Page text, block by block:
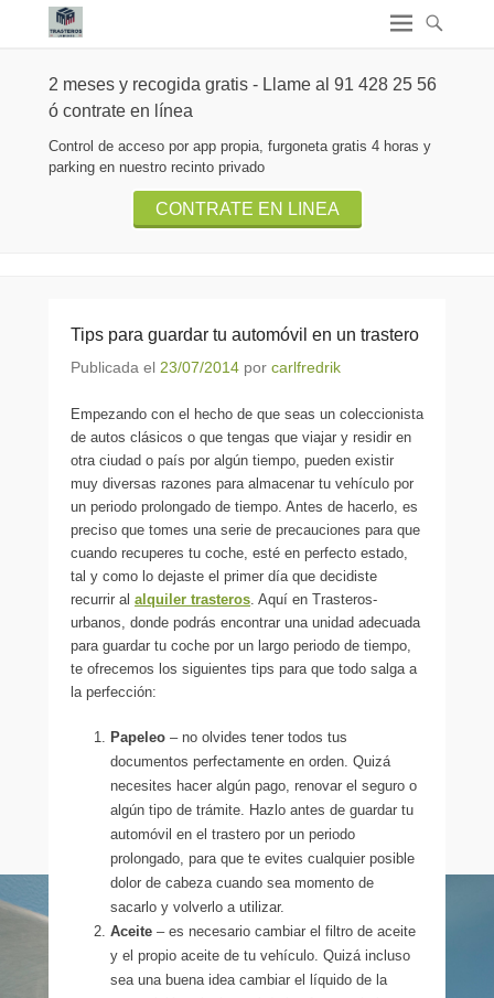
2 meses y recogida gratis - Llame al 91 428 25 56
ó contrate en línea
Control de acceso por app propia, furgoneta gratis 4 horas y
parking en nuestro recinto privado
CONTRATE EN LINEA
Tips para guardar tu automóvil en un trastero
Publicada el 23/07/2014 por carlfredrik
Empezando con el hecho de que seas un coleccionista
de autos clásicos o que tengas que viajar y residir en
otra ciudad o país por algún tiempo, pueden existir
muy diversas razones para almacenar tu vehículo por
un periodo prolongado de tiempo. Antes de hacerlo, es
preciso que tomes una serie de precauciones para que
cuando recuperes tu coche, esté en perfecto estado,
tal y como lo dejaste el primer día que decidiste
recurrir al alquiler trasteros. Aquí en Trasteros-
urbanos, donde podrás encontrar una unidad adecuada
para guardar tu coche por un largo periodo de tiempo,
te ofrecemos los siguientes tips para que todo salga a
la perfección:
Papeleo – no olvides tener todos tus
documentos perfectamente en orden. Quizá
necesites hacer algún pago, renovar el seguro o
algún tipo de trámite. Hazlo antes de guardar tu
automóvil en el trastero por un periodo
prolongado, para que te evites cualquier posible
dolor de cabeza cuando sea momento de
sacarlo y volverlo a utilizar.
Aceite – es necesario cambiar el filtro de aceite
y el propio aceite de tu vehículo. Quizá incluso
sea una buena idea cambiar el líquido de la